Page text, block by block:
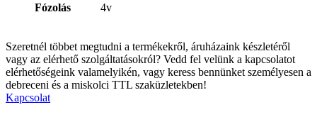
Fózolás 4v
Szeretnél többet megtudni a termékekről, áruházaink készletéről
vagy az elérhető szolgáltatásokról? Vedd fel velünk a kapcsolatot
elérhetőségeink valamelyikén, vagy keress bennünket személyesen a
debreceni és a miskolci TTL szaküzletekben!
Kapcsolat